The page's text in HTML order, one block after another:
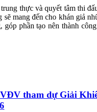
thực và quyết tâm thi
mang đến cho khán giả
góp phần tạo nên thành
tham dự Giải